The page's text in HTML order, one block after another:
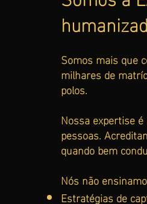
Somos mais que
milhares de
polos.
Nossa expertise
pessoas.
quando bem
Nós não
Estratégias de